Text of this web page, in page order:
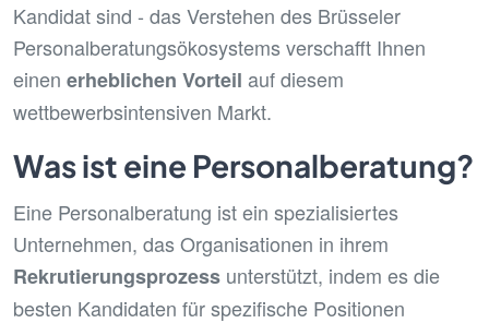
Kandidat sind - das Verstehen des Brüsseler
Personalberatungsökosystems verschafft Ihnen
einen erheblichen Vorteil auf diesem
wettbewerbsintensiven Markt.
Was ist eine Personalberatung?
Eine Personalberatung ist ein spezialisiertes
Unternehmen, das Organisationen in ihrem
Rekrutierungsprozess unterstützt, indem es die
besten Kandidaten für spezifische Positionen